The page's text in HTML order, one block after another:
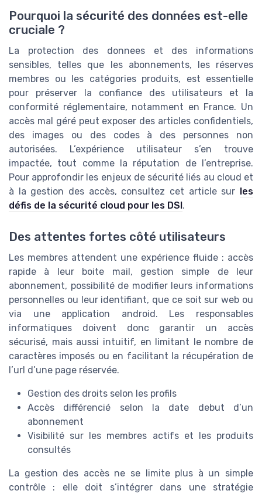
Pourquoi la sécurité des données est-elle
cruciale ?
La protection des donnees et des informations
sensibles, telles que les abonnements, les réserves
membres ou les catégories produits, est essentielle
pour préserver la confiance des utilisateurs et la
conformité réglementaire, notamment en France. Un
accès mal géré peut exposer des articles confidentiels,
des images ou des codes à des personnes non
autorisées. L’expérience utilisateur s’en trouve
impactée, tout comme la réputation de l’entreprise.
Pour approfondir les enjeux de sécurité liés au cloud et
à la gestion des accès, consultez cet article sur
les
défis de la sécurité cloud pour les DSI .
Des attentes fortes côté utilisateurs
Les membres attendent une expérience fluide : accès
rapide à leur boite mail, gestion simple de leur
abonnement, possibilité de modifier leurs informations
personnelles ou leur identifiant, que ce soit sur web ou
via une application android. Les responsables
informatiques doivent donc garantir un accès
sécurisé, mais aussi intuitif, en limitant le nombre de
caractères imposés ou en facilitant la récupération de
l’url d’une page réservée.
Gestion des droits selon les profils
Accès différencié selon la date debut d’un
abonnement
Visibilité sur les membres actifs et les produits
consultés
La gestion des accès ne se limite plus à un simple
contrôle : elle doit s’intégrer dans une stratégie